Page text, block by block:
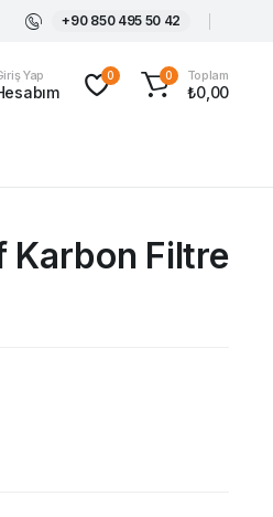
+90 850 495 50 42
Yap 0 0 Toplam
₺0,00
Karbon Filtre